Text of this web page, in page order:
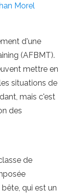
Morel
d'une
(AFBMT).
mettre en
situations de
mais c'est
des
de
qui est un